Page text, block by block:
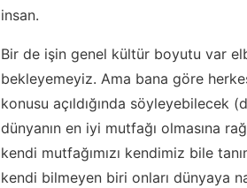
insan.
Bir de işin genel kültür boyutu var
bekleyemeyiz. Ama bana göre
konusu açıldığında söyleyebilecek
dünyanın en iyi mutfağı olmasına
kendi mutfağımızı kendimiz bile
kendi bilmeyen biri onları dünyaya